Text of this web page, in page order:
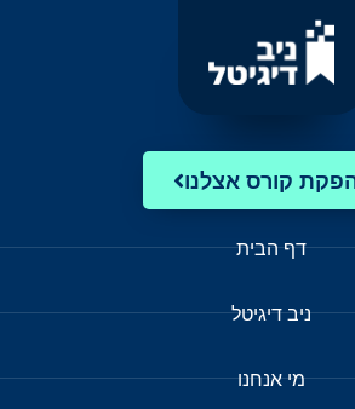
קורס אצלנו
דף הבית
ניב דיגיטל
מי אנחנו